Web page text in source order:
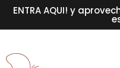
ENTRA AQUI! y